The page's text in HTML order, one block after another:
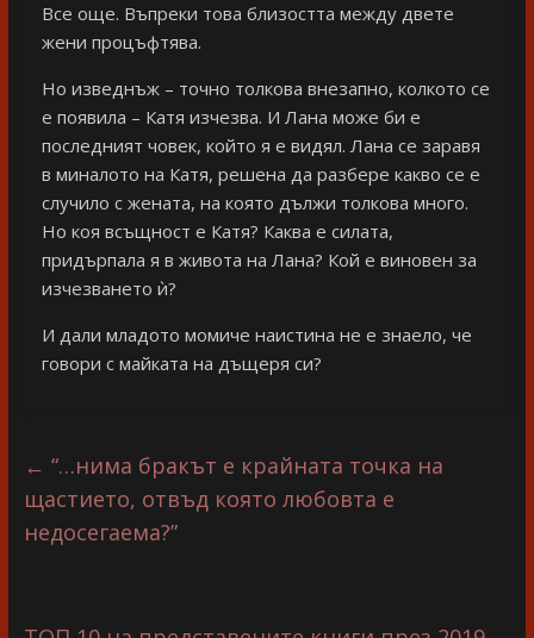
Все още. Въпреки това близостта между двете
жени процъфтява.
Но изведнъж – точно толкова внезапно, колкото се
е появила – Катя изчезва. И Лана може би е
последният човек, който я е видял. Лана се заравя
в миналото на Катя, решена да разбере какво се е
случило с жената, на която дължи толкова много.
Но коя всъщност е Катя? Каква е силата,
придърпала я в живота на Лана? Кой е виновен за
изчезването ѝ?
И дали младото момиче наистина не е знаело, че
говори с майката на дъщеря си?
← “…нима бракът е крайната точка на
щастието, отвъд която любовта е
недосегаема?”